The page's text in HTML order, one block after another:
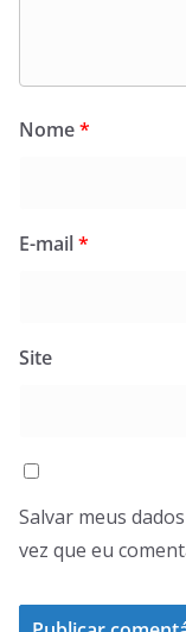
Nome*
E-mail*
Site
Salvar meus
vez que eu